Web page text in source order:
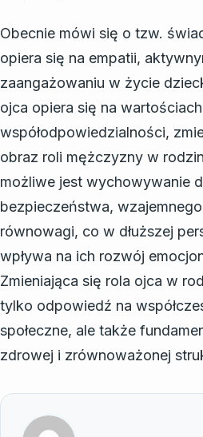
Obecnie mówi się o tzw.
opiera się na empatii,
zaangażowaniu w życie
ojca opiera się na
współodpowiedzialności,
obraz roli mężczyzny w
możliwe jest wychowywanie
bezpieczeństwa,
równowagi, co w dłuższej
wpływa na ich rozwój
Zmieniająca się rola ojca w
tylko odpowiedź na
społeczne, ale także
zdrowej i zrównoważonej